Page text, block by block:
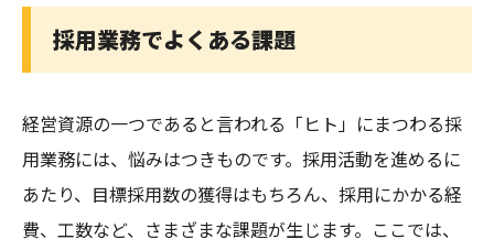
採用業務でよくある課題
経営資源の一つであると言われる「ヒト」にまつわる採
用業務には、悩みはつきものです。採用活動を進めるに
あたり、目標採用数の獲得はもちろん、採用にかかる経
費、工数など、さまざまな課題が生じます。ここでは、